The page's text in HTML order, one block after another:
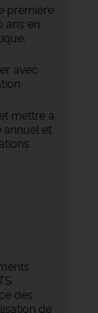
première
ans en
avec
mettre à
annuel et
des
de